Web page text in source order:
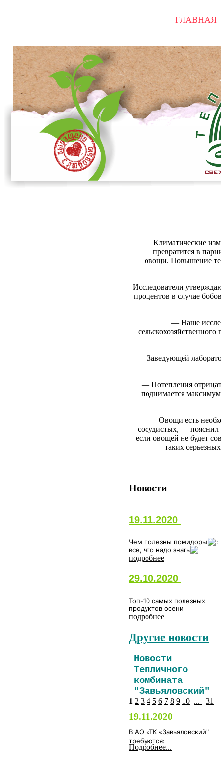
ГЛАВНАЯ
Климатические
превратится в
овощи. Повышение
Исследователи
процентов в случае
— Наше
Заведующей
— Потепления
поднимается
— Овощи есть
сосудистых, — пояснил
если овощей не будет
таких
Новости
19.11.2020
Чем полезны помидоры
:
все, что надо знать
подробнее
29.10.2020
Топ-10 самых полезных
продуктов осени
подробнее
Другие новости
Новости
Тепличного
комбината
"Завьяловский"
1 2 3 4 5 6 7 8 9 10 ... 31
19.11.2020
В АО «ТК «Завьяловский"
требуются:
Подробнее...